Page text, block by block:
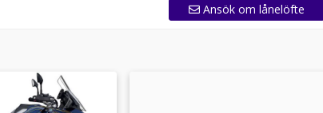
Ansök om lånelöfte